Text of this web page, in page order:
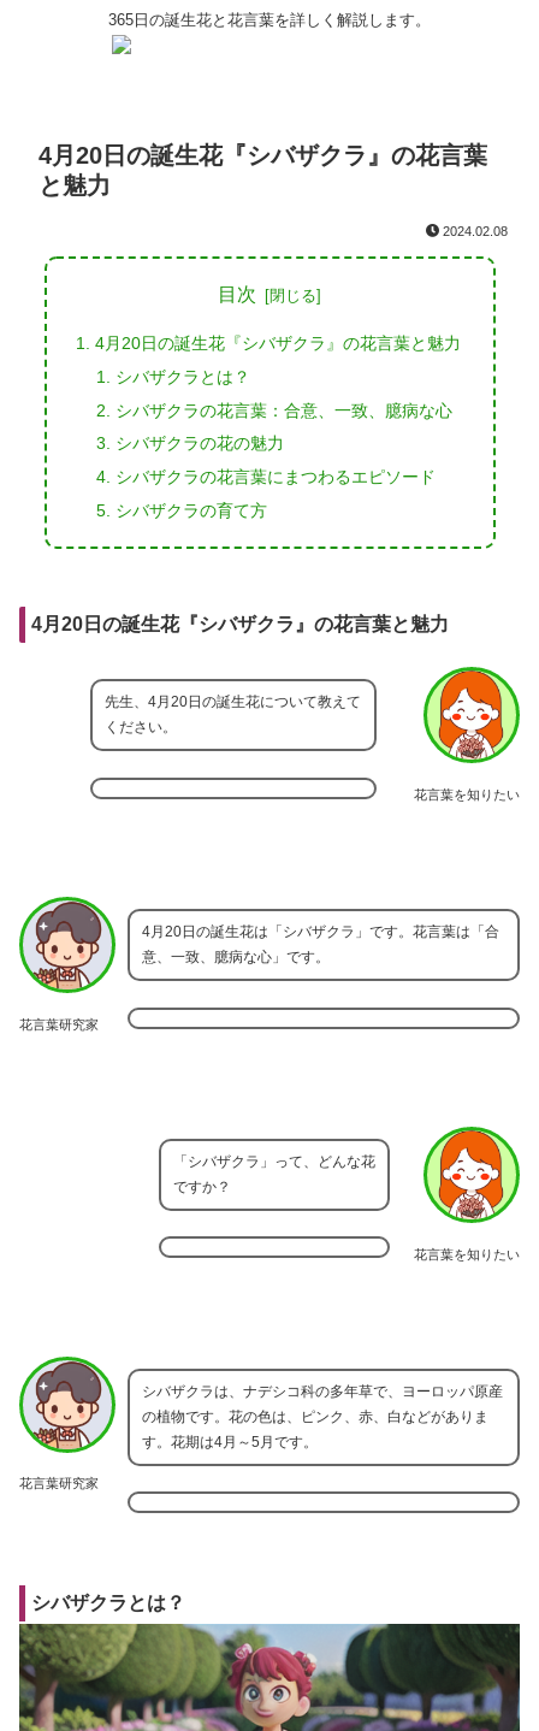
365日の誕生花と花言葉を詳しく解説します。
4月20日の誕生花『シバザクラ』の花言葉
と魅力
2024.02.08
目次
4月20日の誕生花『シバザクラ』の花言葉と魅力
シバザクラとは？
シバザクラの花言葉：合意、一致、臆病な心
シバザクラの花の魅力
シバザクラの花言葉にまつわるエピソード
シバザクラの育て方
4月20日の誕生花『シバザクラ』の花言葉と魅力
花言葉を知りたい
先生、4月20日の誕生花について教えて
ください。
花言葉研究家
4月20日の誕生花は「シバザクラ」です。花言葉は「合
意、一致、臆病な心」です。
花言葉を知りたい
「シバザクラ」って、どんな花
ですか？
花言葉研究家
シバザクラは、ナデシコ科の多年草で、ヨーロッパ原産
の植物です。花の色は、ピンク、赤、白などがありま
す。花期は4月～5月です。
シバザクラとは？